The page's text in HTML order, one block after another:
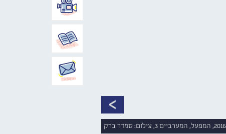
2016, המפעל, המערביים 3, צילום: סמדר ברק